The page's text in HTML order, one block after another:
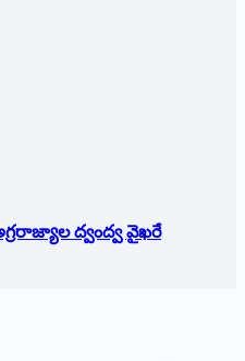
ద్వంద్వ వైఖరే